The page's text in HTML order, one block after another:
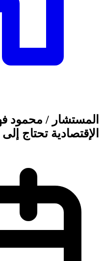
المستشار / محمود
الإقتصادية تحتاج إلى